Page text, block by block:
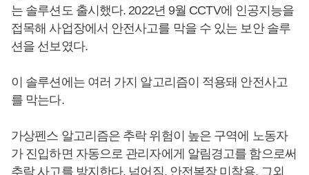
는 솔루션도 출시했다. 2022년 9월 CCTV에 인공지능을
접목해 사업장에서 안전사고를 막을 수 있는 보안 솔루
션을 선보였다.
이 솔루션에는 여러 가지 알고리즘이 적용돼 안전사고
를 막는다.
가상펜스 알고리즘은 추락 위험이 높은 구역에 노동자
가 진입하면 자동으로 관리자에게 알림경고를 함으로써
추락 사고를 방지한다. 넘어짐, 안전복장 미착용, 그외